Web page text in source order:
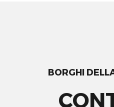
BORGHI